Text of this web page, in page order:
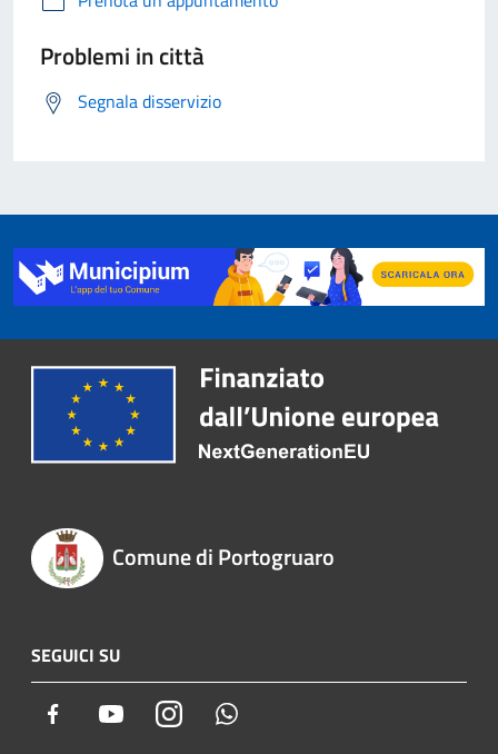
Problemi in città
Segnala disservizio
Comune di Portogruaro
SEGUICI SU
Facebook YoutubeInstagram